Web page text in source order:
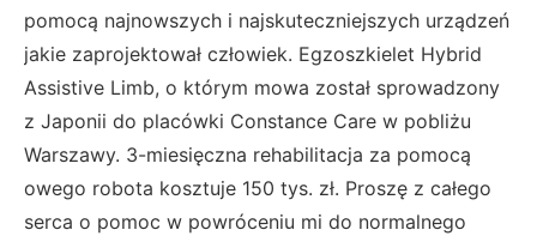
pomocą najnowszych i najskuteczniejszych urządzeń
jakie zaprojektował człowiek. Egzoszkielet Hybrid
Assistive Limb, o którym mowa został sprowadzony
z Japonii do placówki Constance Care w pobliżu
Warszawy. 3-miesięczna rehabilitacja za pomocą
owego robota kosztuje 150 tys. zł. Proszę z całego
serca o pomoc w powróceniu mi do normalnego